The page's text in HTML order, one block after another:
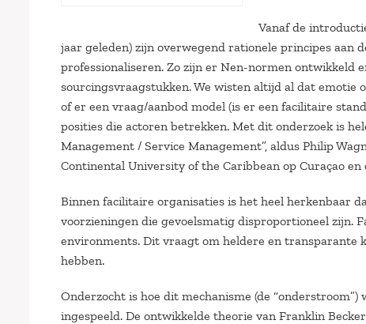
Vanaf de
jaar geleden) zijn overwegend rationele principes aan
professionaliseren. Zo zijn er Nen-normen ontwikkeld
sourcingsvraagstukken. We wisten altijd al dat emotie
of er een vraag/aanbod model (is er een facilitaire
posities die actoren betrekken. Met dit onderzoek is
Management / Service Management”, aldus Philip
Continental University of the Caribbean op Curaçao
Binnen facilitaire organisaties is het heel herkenbaar
voorzieningen die gevoelsmatig disproportioneel zijn.
environments. Dit vraagt om heldere en transparante
hebben.
Onderzocht is hoe dit mechanisme (de
ingespeeld. De ontwikkelde theorie van Franklin